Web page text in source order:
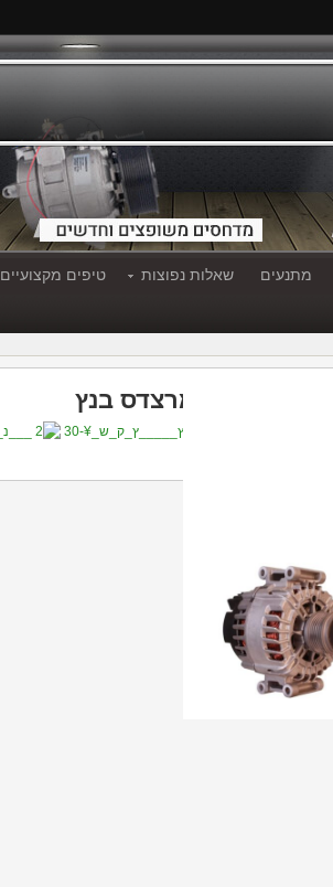
מתנעים שאלות נפוצות טיפים מקצועיים
מאוורר/מפוח מרצדס בנץ